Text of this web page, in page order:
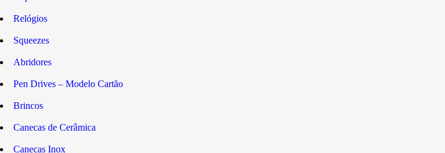
Relógios
Squeezes
Abridores
Pen Drives – Modelo Cartão
Brincos
Canecas de Cerâmica
Canecas Inox